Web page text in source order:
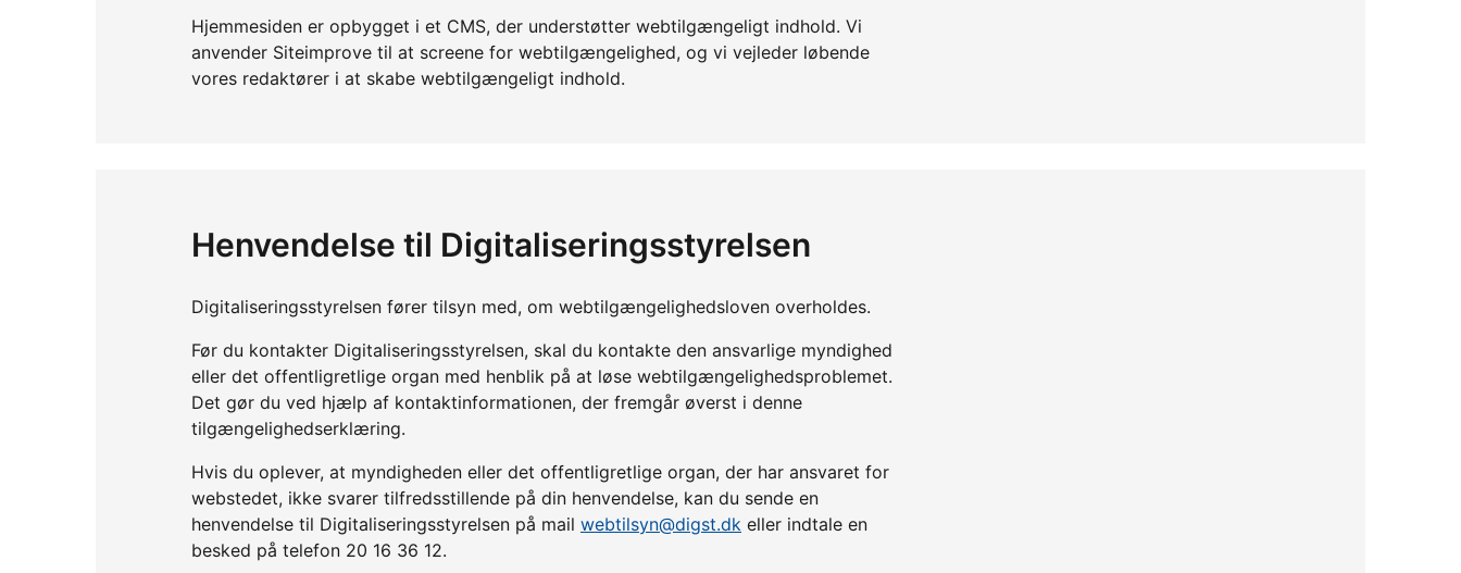
Hjemmesiden er opbygget i et CMS, der understøtter webtilgængeligt indhold. Vi
anvender Siteimprove til at screene for webtilgængelighed, og vi vejleder løbende
vores redaktører i at skabe webtilgængeligt indhold.
Henvendelse til Digitaliseringsstyrelsen
Digitaliseringsstyrelsen fører tilsyn med, om webtilgængelighedsloven overholdes.
Før du kontakter Digitaliseringsstyrelsen, skal du kontakte den ansvarlige myndighed
eller det offentligretlige organ med henblik på at løse webtilgængelighedsproblemet.
Det gør du ved hjælp af kontaktinformationen, der fremgår øverst i denne
tilgængelighedserklæring.
Hvis du oplever, at myndigheden eller det offentligretlige organ, der har ansvaret for
webstedet, ikke svarer tilfredsstillende på din henvendelse, kan du sende en
henvendelse til Digitaliseringsstyrelsen på mail webtilsyn@digst.dk eller indtale en
besked på telefon 20 16 36 12.